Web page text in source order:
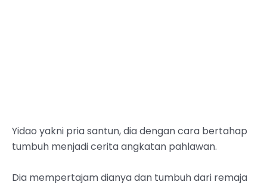
Yidao yakni pria santun, dia dengan cara bertahap
tumbuh menjadi cerita angkatan pahlawan.
Dia mempertajam dianya dan tumbuh dari remaja